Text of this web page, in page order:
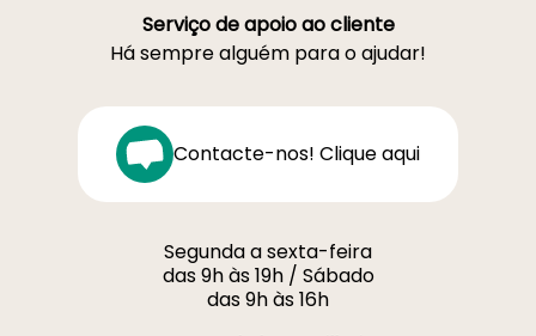
Serviço de apoio ao cliente
Há sempre alguém para o ajudar!
Contacte-nos! Clique aqui
Segunda a sexta-feira
das 9h às 19h / Sábado
das 9h às 16h